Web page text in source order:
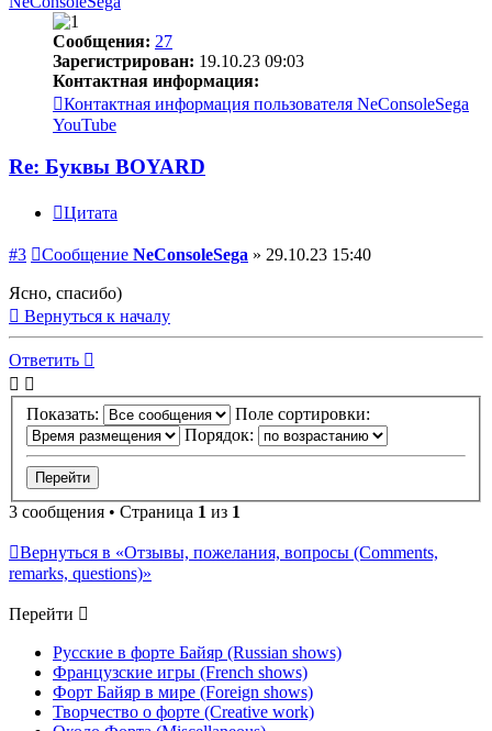
Сообщения: 27
Зарегистрирован: 19.10.23 09:03
Контактная информация:
Контактная информация пользователя NeConsoleSega
YouTube
Re: Буквы BOYARD
Цитата
#3 Сообщение NeConsoleSega » 29.10.23 15:40
Ясно, спасибо)
Вернуться к началу
Ответить
Показать:
Поле сортировки:
Порядок:
3 сообщения • Страница 1 из 1
Вернуться в «Отзывы, пожелания, вопросы (Comments,
remarks, questions)»
Перейти
Русские в форте Байяр (Russian shows)
Французские игры (French shows)
Форт Байяр в мире (Foreign shows)
Творчество о форте (Creative work)